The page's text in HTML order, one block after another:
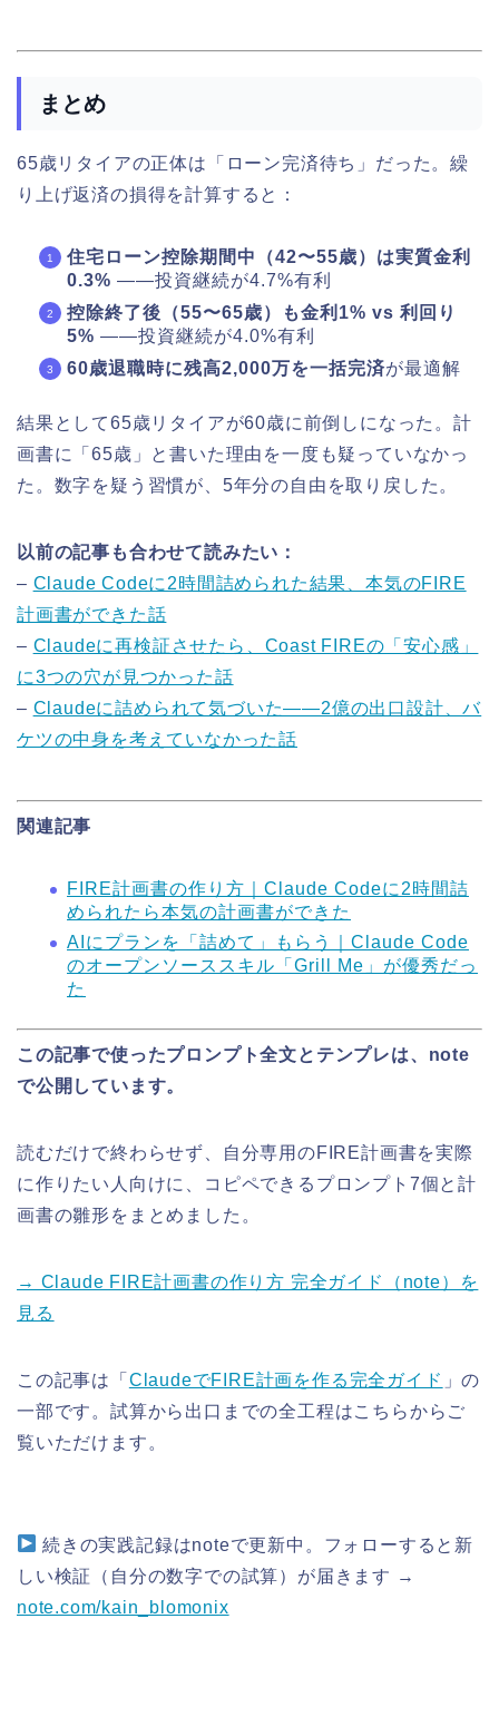
まとめ
65歳リタイアの正体は「ローン完済待ち」だった。繰
り上げ返済の損得を計算すると：
住宅ローン控除期間中（42〜55歳）は実質金利
0.3% ——投資継続が4.7%有利
控除終了後（55〜65歳）も金利1% vs 利回り
5% ——投資継続が4.0%有利
60歳退職時に残高2,000万を一括完済が最適解
結果として65歳リタイアが60歳に前倒しになった。計
画書に「65歳」と書いた理由を一度も疑っていなかっ
た。数字を疑う習慣が、5年分の自由を取り戻した。
以前の記事も合わせて読みたい：
– Claude Codeに2時間詰められた結果、本気のFIRE
計画書ができた話
– Claudeに再検証させたら、Coast FIREの「安心感」
に3つの穴が見つかった話
– Claudeに詰められて気づいた——2億の出口設計、バ
ケツの中身を考えていなかった話
関連記事
FIRE計画書の作り方｜Claude Codeに2時間詰
められたら本気の計画書ができた
AIにプランを「詰めて」もらう｜Claude Code
のオープンソーススキル「Grill Me」が優秀だっ
た
この記事で使ったプロンプト全文とテンプレは、note
で公開しています。
読むだけで終わらせず、自分専用のFIRE計画書を実際
に作りたい人向けに、コピペできるプロンプト7個と計
画書の雛形をまとめました。
→ Claude FIRE計画書の作り方 完全ガイド（note）を
見る
この記事は「 ClaudeでFIRE計画を作る完全ガイド 」の
一部です。試算から出口までの全工程はこちらからご
覧いただけます。
続きの実践記録はnoteで更新中。フォローすると新
しい検証（自分の数字での試算）が届きます →
note.com/kain_blomonix